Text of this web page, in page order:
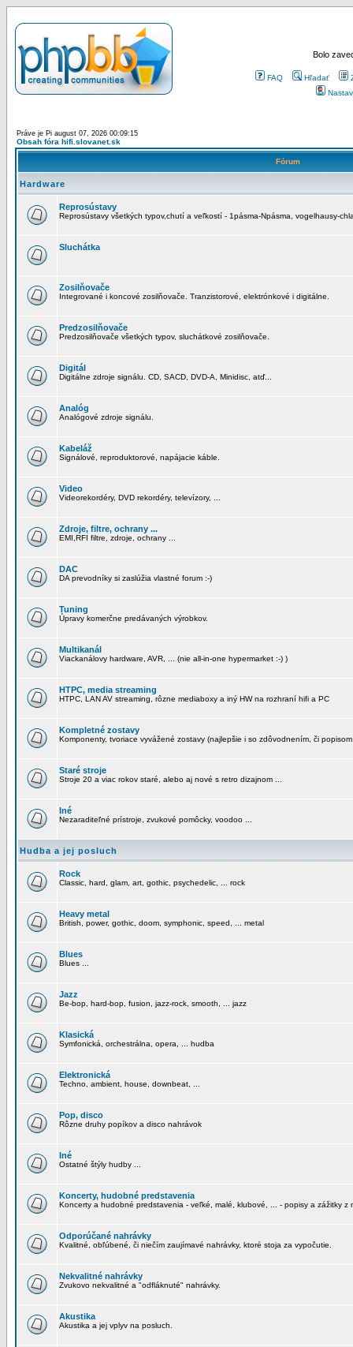
Bolo
FAQ Hľadať
Práve je Pi august 07, 2026 00:09:15
Obsah fóra hifi.slovanet.sk
Fórum
Hardware
Reprosústavy
Reprosústavy všetkých typov,chutí a veľkostí - 1pásma-Npásma, vogelhausy-
Sluchátka
Zosilňovače
Integrované i koncové zosilňovače. Tranzistorové, elektrónkové i digitálne.
Predzosilňovače
Predzosilňovače všetkých typov, sluchátkové zosilňovače.
Digitál
Digitálne zdroje signálu. CD, SACD, DVD-A, Minidisc, atď...
Analóg
Analógové zdroje signálu.
Kabeláž
Signálové, reproduktorové, napájacie káble.
Video
Videorekordéry, DVD rekordéry, televízory, ...
Zdroje, filtre, ochrany ...
EMI,RFI filtre, zdroje, ochrany ...
DAC
DA prevodníky si zaslúžia vlastné forum :-)
Tuning
Úpravy komerčne predávaných výrobkov.
Multikanál
Viackanálovy hardware, AVR, ... (nie all-in-one hypermarket :-) )
HTPC, media streaming
HTPC, LAN AV streaming, rôzne mediaboxy a iný HW na rozhraní hifi a PC
Kompletné zostavy
Komponenty, tvoriace vyvážené zostavy (najlepšie i so zdôvodnením, či
Staré stroje
Stroje 20 a viac rokov staré, alebo aj nové s retro dizajnom ...
Iné
Nezaraditeľné prístroje, zvukové pomôcky, voodoo ...
Hudba a jej posluch
Rock
Classic, hard, glam, art, gothic, psychedelic, ... rock
Heavy metal
British, power, gothic, doom, symphonic, speed, ... metal
Blues
Blues ...
Jazz
Be-bop, hard-bop, fusion, jazz-rock, smooth, ... jazz
Klasická
Symfonická, orchestrálna, opera, ... hudba
Elektronická
Techno, ambient, house, downbeat, ...
Pop, disco
Rôzne druhy popíkov a disco nahrávok
Iné
Ostatné štýly hudby ...
Koncerty, hudobné predstavenia
Koncerty a hudobné predstavenia - veľké, malé, klubové, ... - popisy a zážitky z
Odporúčané nahrávky
Kvalitné, obľúbené, či niečím zaujímavé nahrávky, ktoré stoja za vypočutie.
Nekvalitné nahrávky
Zvukovo nekvalitné a "odfláknuté" nahrávky.
Akustika
Akustika a jej vplyv na posluch.